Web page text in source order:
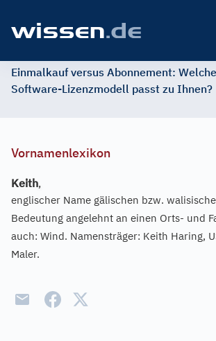
Einmalkauf versus Abonnement:
Software-Lizenzmodell passt zu Ihnen?
Vornamenlexikon
Keith,
englischer Name gälischen bzw.
Bedeutung angelehnt an einen Orts- und
auch: Wind. Namensträger: Keith Haring,
Maler.